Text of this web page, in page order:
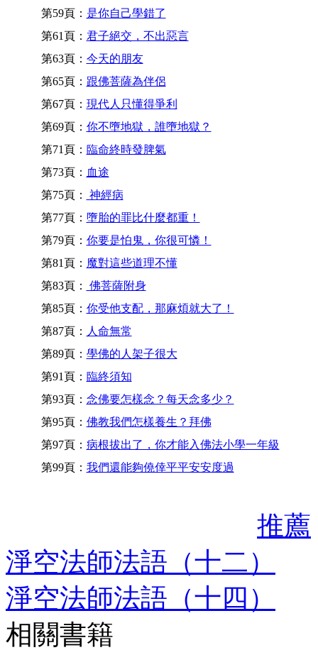
第59頁： 是你自己學錯了
第61頁： 君子絕交，不出惡言
第63頁： 今天的朋友
第65頁： 跟佛菩薩為伴侶
第67頁： 現代人只懂得爭利
第69頁： 你不墮地獄，誰墮地獄？
第71頁： 臨命終時發脾氣
第73頁： 血途
第75頁：
神經病
第77頁： 墮胎的罪比什麼都重！
第79頁： 你要是怕鬼，你很可憐！
第81頁： 魔對這些道理不懂
第83頁：
佛菩薩附身
第85頁： 你受他支配，那麻煩就大了！
第87頁： 人命無常
第89頁： 學佛的人架子很大
第91頁： 臨終須知
第93頁： 念佛要怎樣念？每天念多少？
第95頁： 佛教我們怎樣養生？拜佛
第97頁： 病根拔出了，你才能入佛法小學一年級
第99頁： 我們還能夠僥倖平平安安度過
推薦
淨空法師法語（十二）
淨空法師法語（十四）
相關書籍